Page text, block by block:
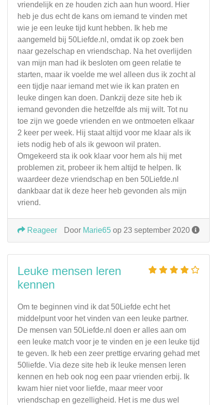
vriendelijk en ze houden zich aan hun woord. Hier
heb je dus echt de kans om iemand te vinden met
wie je een leuke tijd kunt hebben. Ik heb me
aangemeld bij 50Liefde.nl, omdat ik op zoek ben
naar gezelschap en vriendschap. Na het overlijden
van mijn man had ik besloten om geen relatie te
starten, maar ik voelde me wel alleen dus ik zocht al
een tijdje naar iemand met wie ik kan praten en
leuke dingen kan doen. Dankzij deze site heb ik
iemand gevonden die hetzelfde als mij wilt. Tot nu
toe zijn we goede vrienden en we ontmoeten elkaar
2 keer per week. Hij staat altijd voor me klaar als ik
iets nodig heb of als ik gewoon wil praten.
Omgekeerd sta ik ook klaar voor hem als hij met
problemen zit, probeer ik hem altijd te helpen. Ik
waardeer deze vriendschap en ben 50Liefde.nl
dankbaar dat ik deze heer heb gevonden als mijn
vriend.
Door Marie65 op 23 september 2020
Reageer
Leuke mensen leren
kennen
Om te beginnen vind ik dat 50Liefde echt het
middelpunt voor het vinden van een leuke partner.
De mensen van 50Liefde.nl doen er alles aan om
een leuke match voor je te vinden en je een leuke tijd
te geven. Ik heb een zeer prettige ervaring gehad met
50liefde. Via deze site heb ik leuke mensen leren
kennen en heb ook nog een paar vrienden erbij. Ik
kwam hier niet voor liefde, maar meer voor
vriendschap en gezelligheid. Het is me dus wel